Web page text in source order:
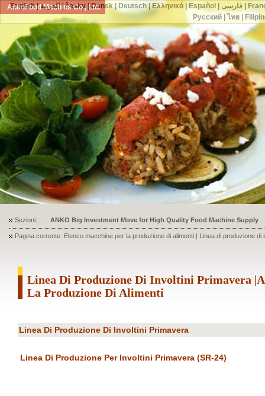
AnkoFood Machine Co., Ltd.
Sezioni: ANKO's Food Processing Equipment Assists a Shoe Seller to Start
Pagina corrente: Elenco macchine per la produzione di alimenti | Linea di produzione di
Linea Di Produzione Di Involtini Primavera
La Produzione Di Alimenti
Linea Di Produzione Di Involtini Primavera
Linea Di Produzione Per Involtini Primavera (SR-24)
English|العربية|česky| Dansk| Deutsch|Ελληνικά|Español فارسی|
Русский| ไทย|